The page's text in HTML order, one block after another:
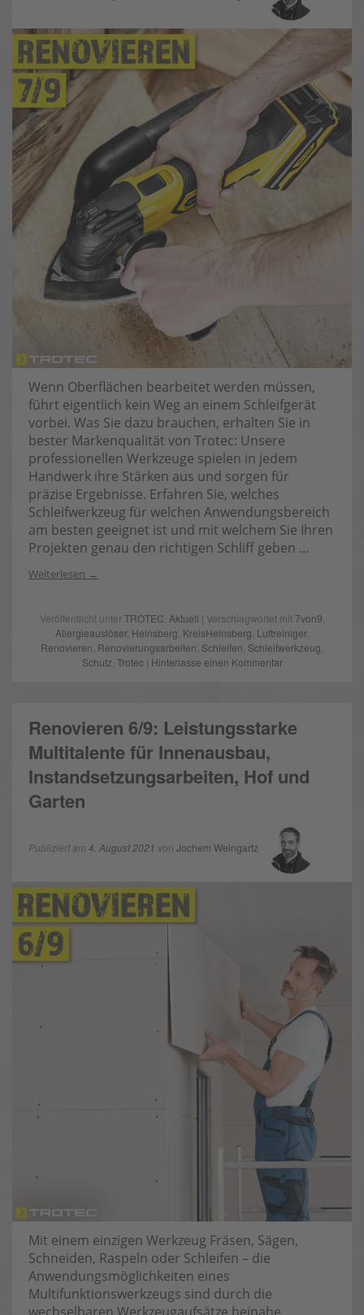
Wenn Oberflächen bearbeitet werden müssen,
führt eigentlich kein Weg an einem Schleifgerät
vorbei. Was Sie dazu brauchen, erhalten Sie in
bester Markenqualität von Trotec: Unsere
professionellen Werkzeuge spielen in jedem
Handwerk ihre Stärken aus und sorgen für
präzise Ergebnisse. Erfahren Sie, welches
Schleifwerkzeug für welchen Anwendungsbereich
am besten geeignet ist und mit welchem Sie Ihren
Projekten genau den richtigen Schliff geben …
Weiterlesen
Veröffentlicht unterTROTEC Aktuell | Verschlagwortet mit 7von9
Allergieauslöser, Heinsberg KreisHeinsberg Luftreiniger,
Renovieren Renovierungsarbeiten Schleifen Schleifwerkzeug
Schutz Trotec| Hinterlasse einen Kommentar
Renovieren 6/9: Leistungsstarke
Multitalente für Innenausbau,
Instandsetzungsarbeiten, Hof und
Garten
Publiziert am 4. August 2021 von Jochem Weingartz
Mit einem einzigen Werkzeug Fräsen, Sägen,
Schneiden, Raspeln oder Schleifen – die
Anwendungsmöglichkeiten eines
Multifunktionswerkzeugs sind durch die